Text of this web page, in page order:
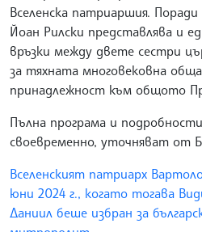
Вселенска патриаршия.
Йоан Рилски представлява и
връзки между двете сестри
за тяхната многовековна
принадлежност към общото
Пълна програма и
своевременно, уточняват от
Вселенският патриарх
юни 2024 г., когато тогава
Даниил беше избран за